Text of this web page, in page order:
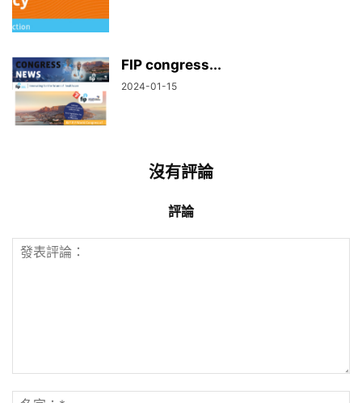
FIP congress...
2024-01-15
沒有評論
評論